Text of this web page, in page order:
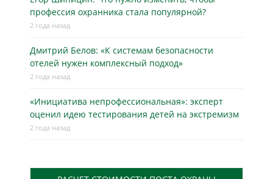
профессия охранника стала популярной?
2 года назад
Дмитрий Белов: «К системам безопасности
отелей нужен комплексный подход»
2 года назад
«Инициатива непрофессиональная»: эксперт
оценил идею тестирования детей на экстремизм
2 года назад